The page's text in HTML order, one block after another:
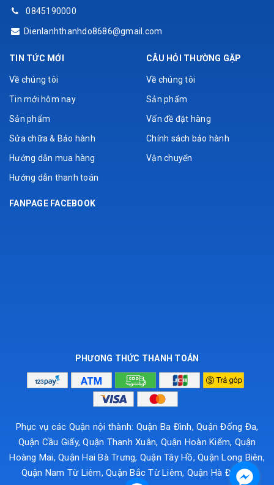
0845190000
Dienlanhthanhdo8686@gmail.com
TIN TỨC MỚI
Về chúng tôi
Tin mới hôm nay
Sản phẩm
Sửa chữa & Bảo hành
Hướng dẫn mua hàng
Hướng dẫn thanh toán
CÂU HỎI THƯỜNG GẶP
Về chúng tôi
Sản phẩm
Vấn đề đặt hàng
Chính sách bảo hành
Vận chuyển
FANPAGE FACEBOOK
PHƯƠNG THỨC THANH TOÁN
Phục vụ các Quận nội thành: Quận Ba Đình, Quận Đống Đa,
Quận Cầu Giấy, Quận Thanh Xuân, Quận Hoàn Kiếm, Quận
Hoàng Mai, Quận Hai Bà Trưng, Quận Tây Hồ, Quận Long Biên,
Quận Nam Từ Liêm, Quận Bắc Từ Liêm, Quận Hà Đông...